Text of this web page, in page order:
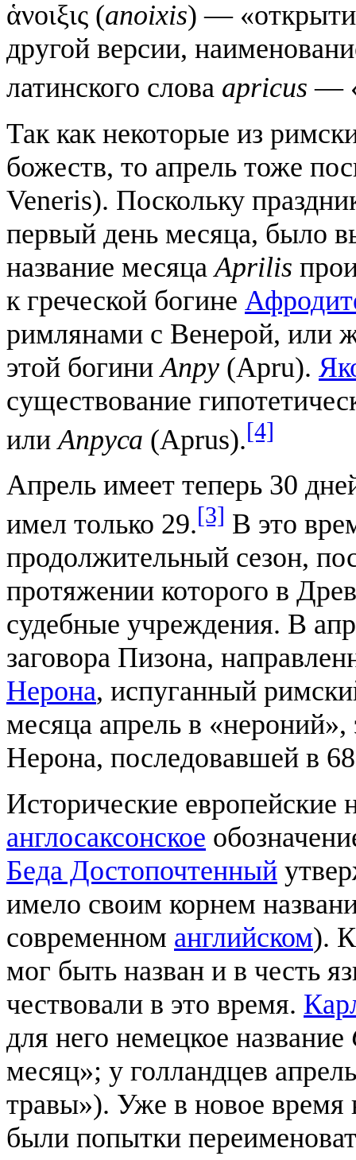
ἁνοιξις (anoixis) —
другой версии,
латинского слова apricus —
Так как некоторые из
божеств, то апрель тоже
Veneris). Поскольку
первый день месяца, было
название месяцаAprilis
к греческой богине
римлянами с Венерой, или
этой богиниАпру (Apru).
существование
илиАпруса (Aprus).[4]
Апрель имеет теперь 30
имел только 29.[3] В это
продолжительный сезон,
протяжении которого в
судебные учреждения. В
заговора Пизона,
Нерона, испуганный
месяца апрель в
Нерона, последовавшей в
Исторические европейские
англосаксонское
Беда Достопочтенный
имело своим корнем
современном английском).
мог быть назван и в честь
чествовали в это время.
для него немецкое название
месяц»; у голландцев
травы»). Уже в новое
были попытки